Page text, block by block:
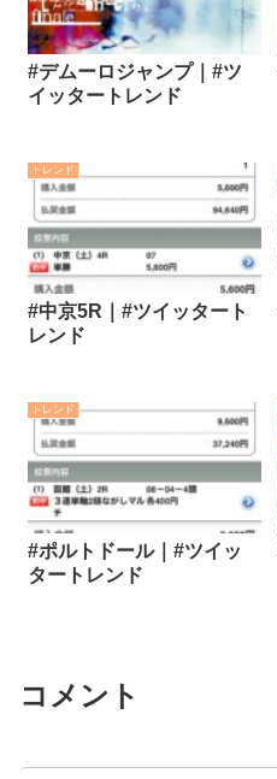
#デムーロジャンプ｜#ツ
イッタートレンド
トレンド
#中京5R｜#ツイッタート
レンド
トレンド
#ポルトドール｜#ツイッ
タートレンド
コメント